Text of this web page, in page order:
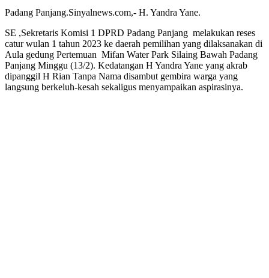
Padang Panjang.Sinyalnews.com,- H. Yandra Yane.
SE ,Sekretaris Komisi 1 DPRD Padang Panjang melakukan reses
catur wulan 1 tahun 2023 ke daerah pemilihan yang dilaksanakan di
Aula gedung Pertemuan Mifan Water Park Silaing Bawah Padang
Panjang Minggu (13/2). Kedatangan H Yandra Yane yang akrab
dipanggil H Rian Tanpa Nama disambut gembira warga yang
langsung berkeluh-kesah sekaligus menyampaikan aspirasinya.